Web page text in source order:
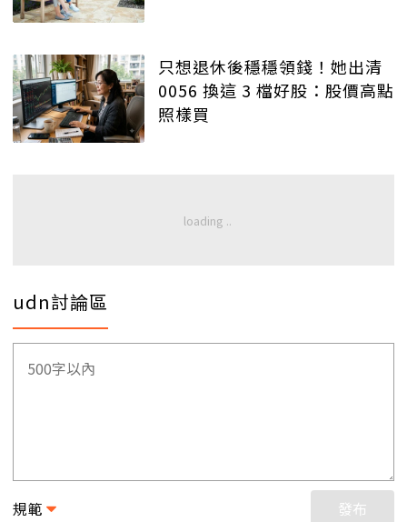
只想退休後穩穩領錢！她出清
0056 換這 3 檔好股：股價高點
照樣買
udn討論區
規範 發布